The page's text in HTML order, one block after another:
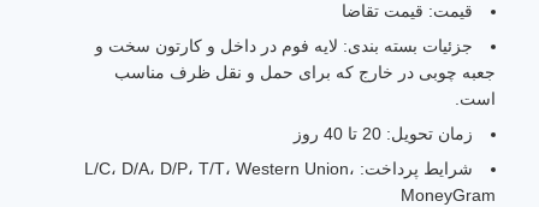
قیمت: قیمت تقاضا
جزئیات بسته بندی: لایه فوم در داخل و کارتون سخت و
جعبه چوبی در خارج که برای حمل و نقل ظرف مناسب
است.
زمان تحویل: 20 تا 40 روز
شرایط پرداخت: L/C، D/A، D/P، T/T، Western Union،
MoneyGram